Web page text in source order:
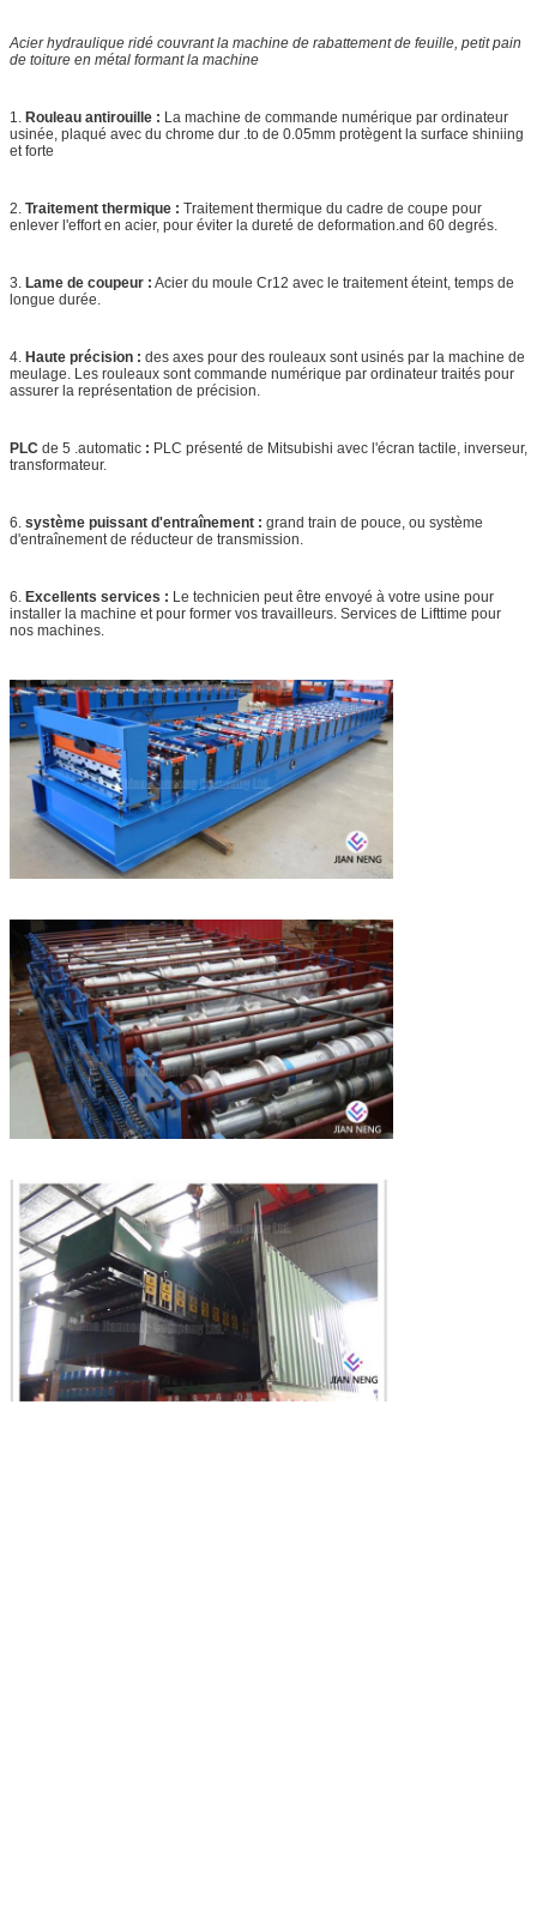
Acier hydraulique ridé couvrant la machine de rabattement de feuille, petit pain
de toiture en métal formant la machine
1. Rouleau antirouille : La machine de commande numérique par ordinateur
usinée, plaqué avec du chrome dur .to de 0.05mm protègent la surface shiniing
et forte
2. Traitement thermique : Traitement thermique du cadre de coupe pour
enlever l'effort en acier, pour éviter la dureté de deformation.and 60 degrés.
3. Lame de coupeur : Acier du moule Cr12 avec le traitement éteint, temps de
longue durée.
4. Haute précision : des axes pour des rouleaux sont usinés par la machine de
meulage. Les rouleaux sont commande numérique par ordinateur traités pour
assurer la représentation de précision.
PLC de 5 .automatic : PLC présenté de Mitsubishi avec l'écran tactile, inverseur,
transformateur.
6. système puissant d'entraînement : grand train de pouce, ou système
d'entraînement de réducteur de transmission.
6. Excellents services : Le technicien peut être envoyé à votre usine pour
installer la machine et pour former vos travailleurs. Services de Lifttime pour
nos machines.